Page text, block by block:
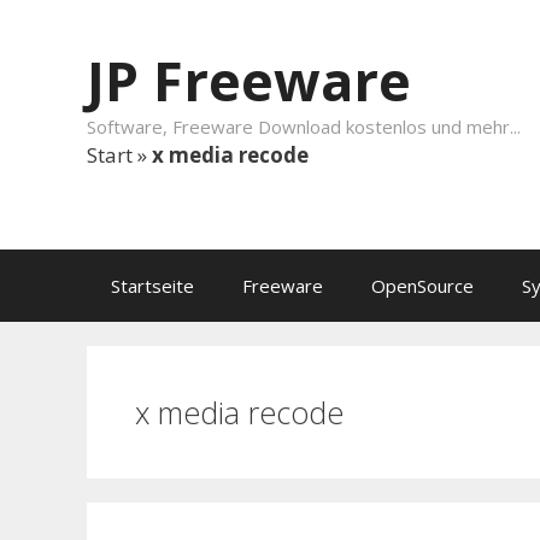
JP Freeware
Software, Freeware Download kostenlos und mehr...
Start»x media recode
Startseite Freeware OpenSource
x media recode